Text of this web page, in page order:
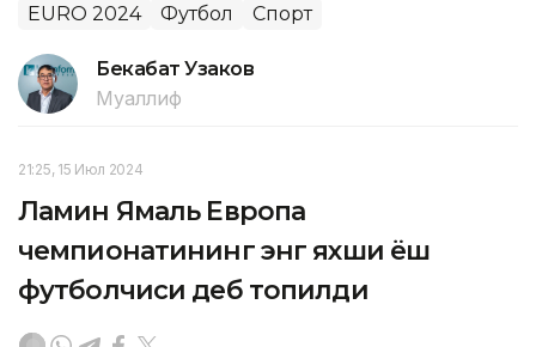
EURO 2024 Футбол Спорт
Бекабат Узаков
Муаллиф
21:25, 15 Июл 2024
Ламин Ямаль Европа
чемпионатининг энг яхши ёш
футболчиси деб топилди